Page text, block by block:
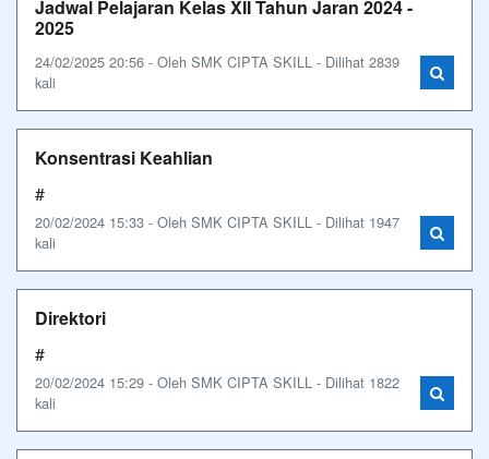
Jadwal Pelajaran Kelas XII Tahun Jaran 2024 -
2025
24/02/2025 20:56 - Oleh SMK CIPTA SKILL - Dilihat 2839
kali
Konsentrasi Keahlian
#
20/02/2024 15:33 - Oleh SMK CIPTA SKILL - Dilihat 1947
kali
Direktori
#
20/02/2024 15:29 - Oleh SMK CIPTA SKILL - Dilihat 1822
kali